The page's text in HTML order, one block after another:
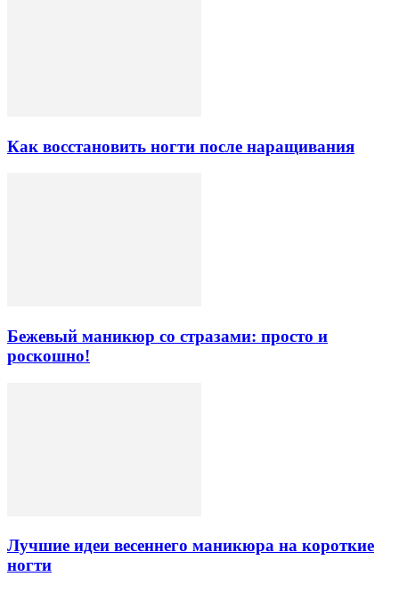
Как восстановить ногти после наращивания
Бежевый маникюр со стразами: просто и
роскошно!
Лучшие идеи весеннего маникюра на короткие
ногти